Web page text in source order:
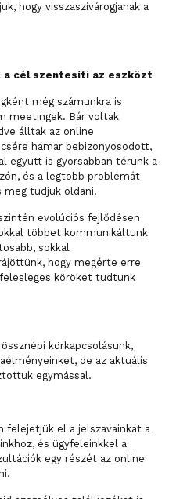
hogy visszaszivárogjanak a
a cél szentesíti az eszközt
még számunkra is
meetingek. Bár voltak
álltak az online
hamar bebizonyosodott,
együtt is gyorsabban térünk a
és a legtöbb problémát
meg tudjuk oldani.
evolúciós fejlődésen
többet kommunikáltunk
sokkal
hogy megérte erre
köröket tudtunk
körkapcsolásunk,
de az aktuális
egymással.
felejetjük el a jelszavainkat a
és ügyfeleinkkel a
egy részét az online